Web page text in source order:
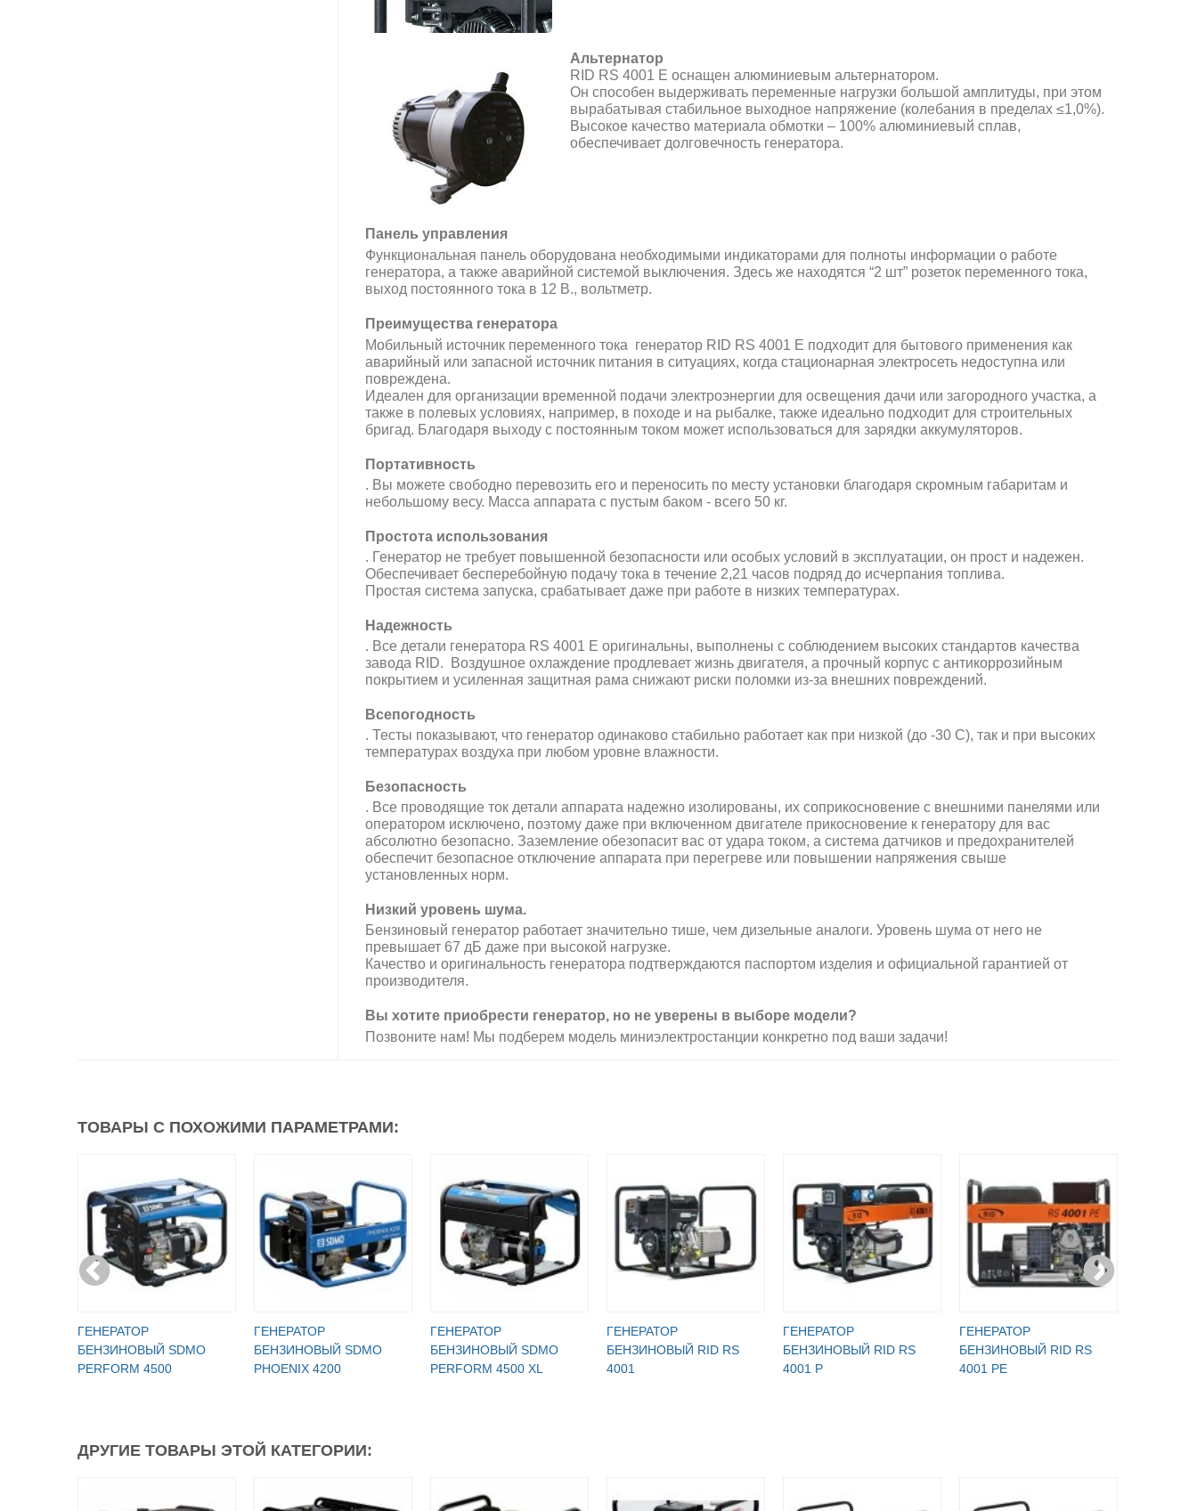
Альтернатор
RID RS 4001 E оснащен алюминиевым альтернатором.
Он способен выдерживать переменные нагрузки большой амплитуды, при этом
вырабатывая стабильное выходное напряжение (колебания в пределах ≤1,0%).
Высокое качество материала обмотки – 100% алюминиевый сплав,
обеспечивает долговечность генератора.
Панель управления
Функциональная панель оборудована необходимыми индикаторами для полноты информации о работе
генератора, а также аварийной системой выключения. Здесь же находятся “2 шт” розеток переменного тока,
выход постоянного тока в 12 В., вольтметр.
Преимущества генератора
Мобильный источник переменного тока генератор RID RS 4001 E подходит для бытового применения как
аварийный или запасной источник питания в ситуациях, когда стационарная электросеть недоступна или
повреждена.
Идеален для организации временной подачи электроэнергии для освещения дачи или загородного участка, а
также в полевых условиях, например, в походе и на рыбалке, также идеально подходит для строительных
бригад. Благодаря выходу с постоянным током может использоваться для зарядки аккумуляторов.
Портативность
. Вы можете свободно перевозить его и переносить по месту установки благодаря скромным габаритам и
небольшому весу. Масса аппарата с пустым баком - всего 50 кг.
Простота использования
. Генератор не требует повышенной безопасности или особых условий в эксплуатации, он прост и надежен.
Обеспечивает бесперебойную подачу тока в течение 2,21 часов подряд до исчерпания топлива.
Простая система запуска, срабатывает даже при работе в низких температурах.
Надежность
. Все детали генератора RS 4001 E оригинальны, выполнены с соблюдением высоких стандартов качества
завода RID. Воздушное охлаждение продлевает жизнь двигателя, а прочный корпус с антикоррозийным
покрытием и усиленная защитная рама снижают риски поломки из-за внешних повреждений.
Всепогодность
. Тесты показывают, что генератор одинаково стабильно работает как при низкой (до -30 С), так и при высоких
температурах воздуха при любом уровне влажности.
Безопасность
. Все проводящие ток детали аппарата надежно изолированы, их соприкосновение с внешними панелями или
оператором исключено, поэтому даже при включенном двигателе прикосновение к генератору для вас
абсолютно безопасно. Заземление обезопасит вас от удара током, а система датчиков и предохранителей
обеспечит безопасное отключение аппарата при перегреве или повышении напряжения свыше
установленных норм.
Низкий уровень шума.
Бензиновый генератор работает значительно тише, чем дизельные аналоги. Уровень шума от него не
превышает 67 дБ даже при высокой нагрузке.
Качество и оригинальность генератора подтверждаются паспортом изделия и официальной гарантией от
производителя.
Вы хотите приобрести генератор, но не уверены в выборе модели?
Позвоните нам! Мы подберем модель миниэлектростанции конкретно под ваши задачи!
ТОВАРЫ С ПОХОЖИМИ ПАРАМЕТРАМИ:
ГЕНЕРАТОР
БЕНЗИНОВЫЙ SDMO
PERFORM 4500
ГЕНЕРАТОР
БЕНЗИНОВЫЙ SDMO
PHOENIX 4200
ГЕНЕРАТОР
БЕНЗИНОВЫЙ SDMO
PERFORM 4500 XL
ГЕНЕРАТОР
БЕНЗИНОВЫЙ RID RS
4001
ГЕНЕРАТОР
БЕНЗИНОВЫЙ RID RS
4001 P
ГЕНЕРАТОР
БЕНЗИНОВЫЙ RID RS
4001 PE
ДРУГИЕ ТОВАРЫ ЭТОЙ КАТЕГОРИИ: